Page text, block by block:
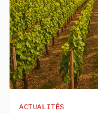
ACTUALITÉS